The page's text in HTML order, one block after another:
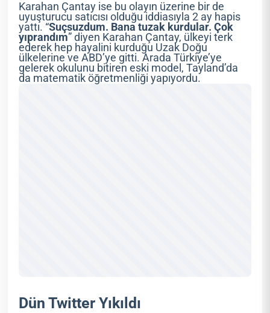
Karahan Çantay ise bu olayın üzerine bir de
uyuşturucu satıcısı olduğu iddiasıyla 2 ay hapis
yattı. “Suçsuzdum. Bana tuzak kurdular. Çok
yıprandım” diyen Karahan Çantay, ülkeyi terk
ederek hep hayalini kurduğu Uzak Doğu
ülkelerine ve ABD’ye gitti. Arada Türkiye’ye
gelerek okulunu bitiren eski model, Tayland’da
da matematik öğretmenliği yapıyordu.
Dün Twitter Yıkıldı